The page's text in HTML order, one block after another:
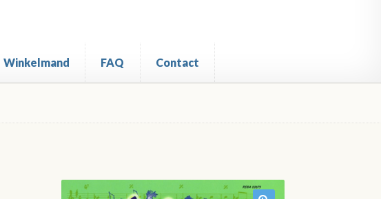
Winkelmand FAQ Contact